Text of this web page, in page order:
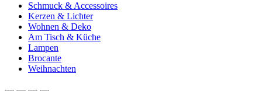
Schmuck & Accessoires
Kerzen & Lichter
Wohnen & Deko
Am Tisch & Küche
Lampen
Brocante
Weihnachten